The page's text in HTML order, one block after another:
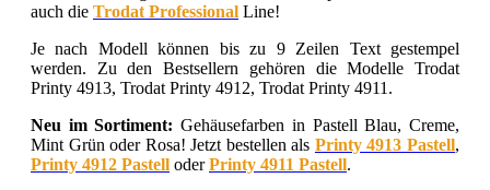
auch die Trodat Professional Line!
Je nach Modell können bis zu 9 Zeilen Text gestempel
werden. Zu den Bestsellern gehören die Modelle Trodat
Printy 4913, Trodat Printy 4912, Trodat Printy 4911.
Neu im Sortiment: Gehäusefarben in Pastell Blau, Creme,
Mint Grün oder Rosa! Jetzt bestellen als Printy 4913 Pastell,
Printy 4912 Pastell oderPrinty 4911 Pastell.